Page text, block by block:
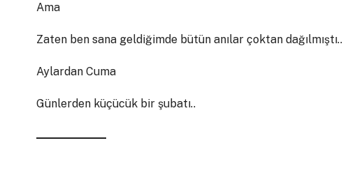
Ama
Zaten ben sana geldiğimde bütün anılar çoktan dağılmıştı..
Aylardan Cuma
Günlerden küçücük bir şubatı..